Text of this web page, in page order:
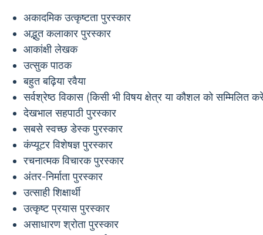
अकादमिक उत्कृष्टता पुरस्कार
अद्भुत कलाकार पुरस्कार
आकांक्षी लेखक
उत्सुक पाठक
बहुत बढ़िया रवैया
सर्वश्रेष्ठ विकास (किसी भी विषय क्षेत्र या कौशल को सम्मिलित
देखभाल सहपाठी पुरस्कार
सबसे स्वच्छ डेस्क पुरस्कार
कंप्यूटर विशेषज्ञ पुरस्कार
रचनात्मक विचारक पुरस्कार
अंतर-निर्माता पुरस्कार
उत्साही शिक्षार्थी
उत्कृष्ट प्रयास पुरस्कार
असाधारण श्रोता पुरस्कार